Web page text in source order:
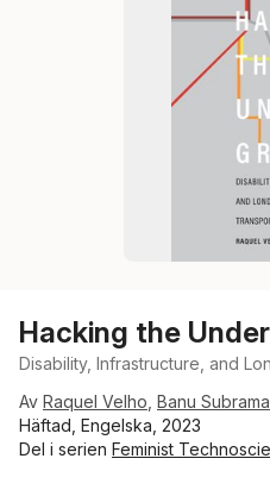
Hacking the
Disability, Infrastructure, and
Av Raquel Velho Banu
Häftad, Engelska, 2023
Del i serien Feminist